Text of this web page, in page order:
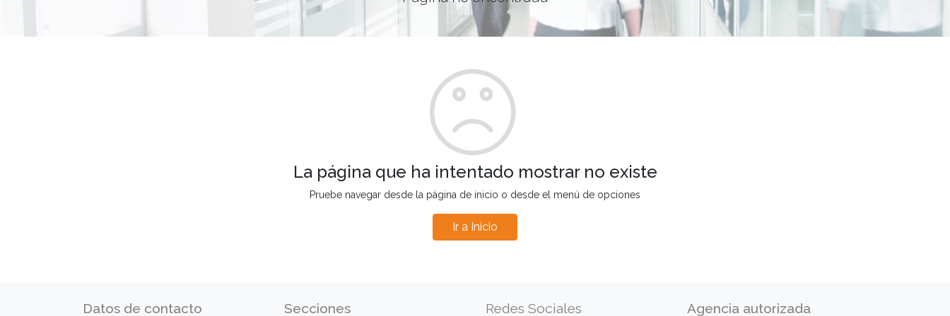
La página que ha intentado mostrar no existe
Pruebe navegar desde la página de inicio o desde el menú de opciones
Ir a Inicio
Datos de contacto Secciones Redes Sociales Agencia autorizada